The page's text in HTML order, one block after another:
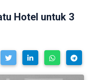
Hotel untuk 3